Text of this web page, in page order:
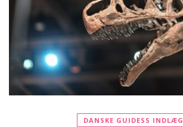
DANSKE GUIDESS INDLÆG